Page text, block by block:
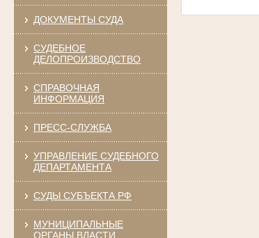
ДОКУМЕНТЫ СУДА
СУДЕБНОЕ
ДЕЛОПРОИЗВОДСТВО
СПРАВОЧНАЯ
ИНФОРМАЦИЯ
ПРЕСС-СЛУЖБА
УПРАВЛЕНИЕ СУДЕБНОГО
ДЕПАРТАМЕНТА
СУДЫ СУБЪЕКТА РФ
МУНИЦИПАЛЬНЫЕ
ОРГАНЫ ВЛАСТИ